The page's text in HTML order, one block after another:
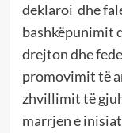
deklaroi dhe
bashkëpunimit
drejton dhe
promovimit të
zhvillimit të
marrjen e